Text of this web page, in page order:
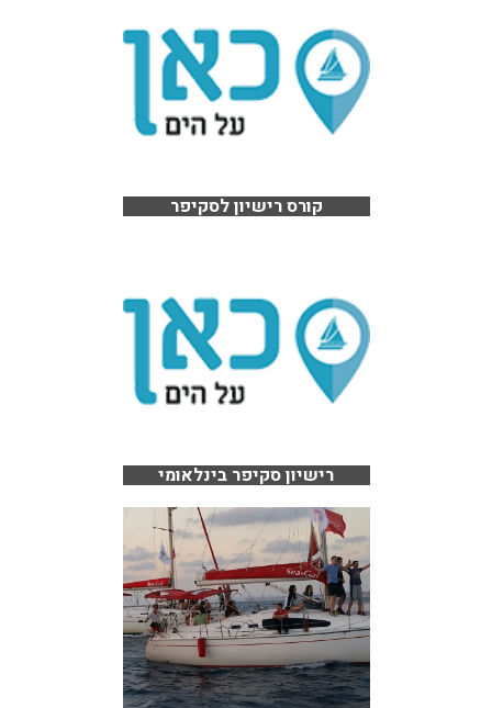
קורס רישיון לסקיפר
רישיון סקיפר בינלאומי